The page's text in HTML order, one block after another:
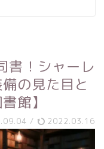
書！シャーレ
の見た目と
館】
/ 2022.03.16